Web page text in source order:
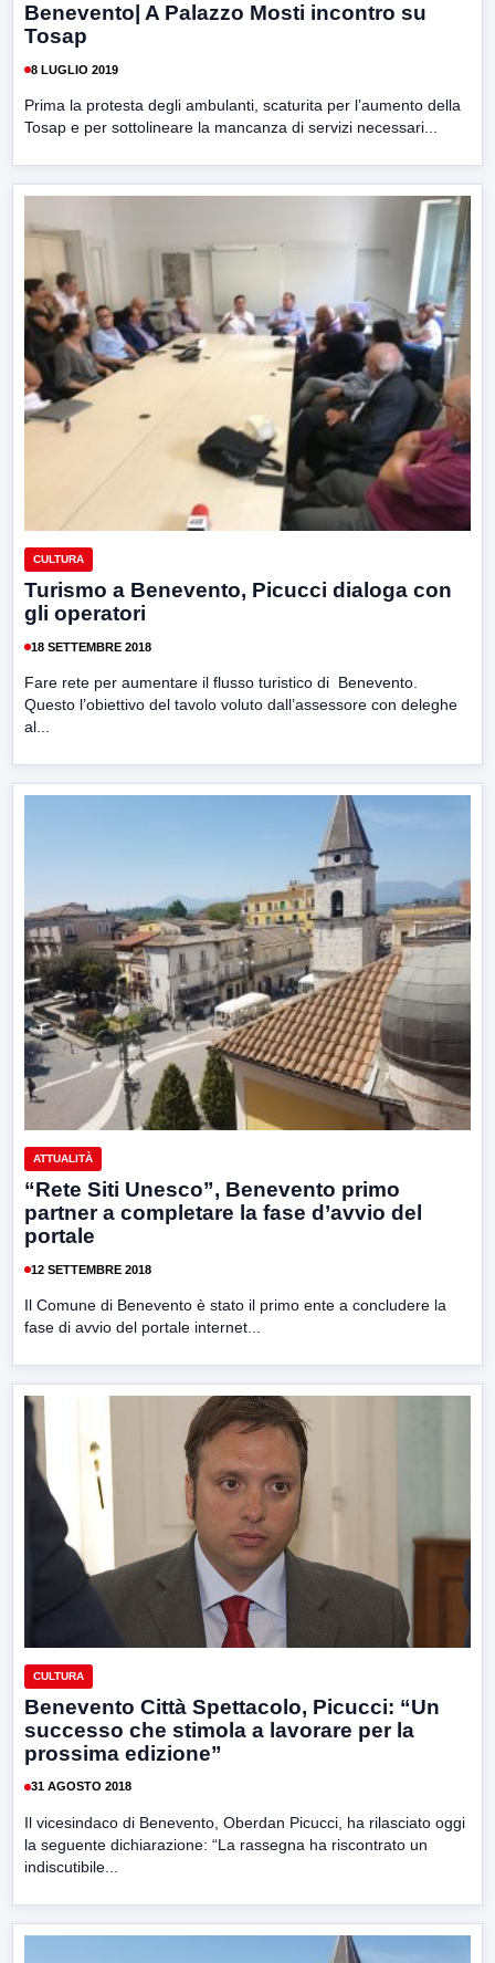
Benevento| A Palazzo Mosti incontro su
Tosap
8 LUGLIO 2019
Prima la protesta degli ambulanti, scaturita per l’aumento della
Tosap e per sottolineare la mancanza di servizi necessari...
CULTURA
Turismo a Benevento, Picucci dialoga con
gli operatori
18 SETTEMBRE 2018
Fare rete per aumentare il flusso turistico di Benevento.
Questo l’obiettivo del tavolo voluto dall’assessore con deleghe
al...
ATTUALITÀ
“Rete Siti Unesco”, Benevento primo
partner a completare la fase d’avvio del
portale
12 SETTEMBRE 2018
Il Comune di Benevento è stato il primo ente a concludere la
fase di avvio del portale internet...
CULTURA
Benevento Città Spettacolo, Picucci: “Un
successo che stimola a lavorare per la
prossima edizione”
31 AGOSTO 2018
Il vicesindaco di Benevento, Oberdan Picucci, ha rilasciato oggi
la seguente dichiarazione: “La rassegna ha riscontrato un
indiscutibile...